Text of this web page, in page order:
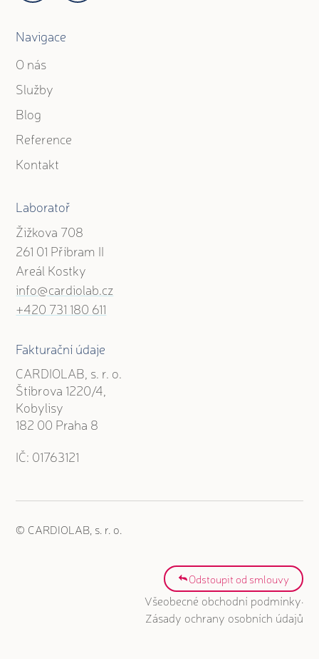
Navigace
O nás
Služby
Blog
Reference
Kontakt
Laboratoř
Žižkova 708
261 01 Příbram II
Areál Kostky
info@cardiolab.cz
+420 731 180 611
Fakturační údaje
CARDIOLAB, s. r. o.
Štíbrova 1220/4,
Kobylisy
182 00 Praha 8
IČ: 01763121
© CARDIOLAB, s. r. o.
Odstoupit od smlouvy
Všeobecné obchodní podmínky·
Zásady ochrany osobních údajů